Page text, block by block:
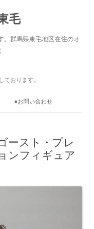
毛
。群馬県東毛地区在住のオ
おります。
●お問い合わせ
ースト・プレ
ンフィギュア